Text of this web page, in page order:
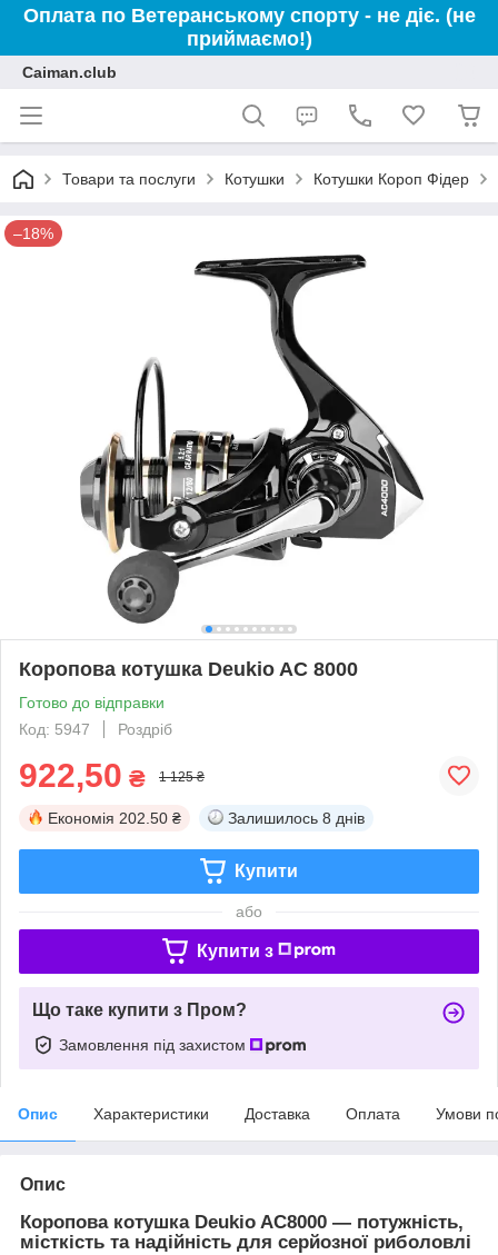
Оплата по Ветеранському спорту - не діє. (не
приймаємо!)
Caiman.club
Товари та послуги Котушки Котушки Короп Фідер
–18%
Коропова котушка Deukio AC 8000
Готово до відправки
Код: 5947
Роздріб
922,50 ₴ 1 125 ₴
Економія 202.50 ₴ Залишилось 8 днів
Купити
або
Купити з
Що таке купити з Пром?
Замовлення під захистом
Опис Характеристики Доставка Оплата Умови
Опис
Коропова котушка Deukio AC8000 — потужність,
місткість та надійність для серйозної риболовлі